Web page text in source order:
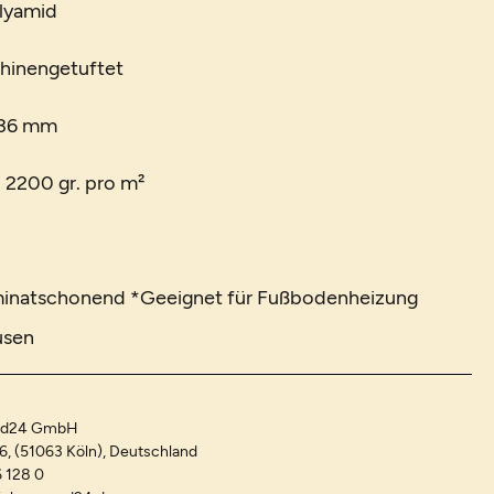
mm
gr. pro m²
*Geeignet für Fußbodenheizung
GmbH
(51063 Köln), Deutschland
128 0